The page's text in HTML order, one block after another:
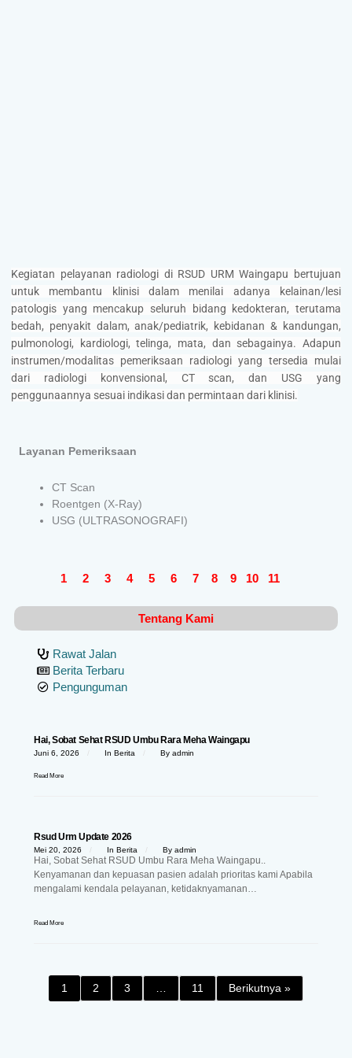
Kegiatan pelayanan radiologi di RSUD URM Waingapu bertujuan
untuk membantu klinisi dalam menilai adanya kelainan/lesi
patologis yang mencakup seluruh bidang kedokteran, terutama
bedah, penyakit dalam, anak/pediatrik, kebidanan & kandungan,
pulmonologi, kardiologi, telinga, mata, dan sebagainya. Adapun
instrumen/modalitas pemeriksaan radiologi yang tersedia mulai
dari radiologi konvensional, CT scan, dan USG yang
penggunaannya sesuai indikasi dan permintaan dari klinisi.
Layanan Pemeriksaan
CT Scan
Roentgen (X-Ray)
USG (ULTRASONOGRAFI)
1 2 3 4 5 6 7 8 9 10 11
Tentang Kami
Rawat Jalan
Berita Terbaru
Pengunguman
Hai, Sobat Sehat RSUD Umbu Rara Meha Waingapu
Juni 6, 2026 In Berita By admin
Read More
Rsud Urm Update 2026
Mei 20, 2026 In Berita By admin
Hai, Sobat Sehat RSUD Umbu Rara Meha Waingapu..
Kenyamanan dan kepuasan pasien adalah prioritas kami Apabila
mengalami kendala pelayanan, ketidaknyamanan…
Read More
1 2 3 11 Berikutnya »